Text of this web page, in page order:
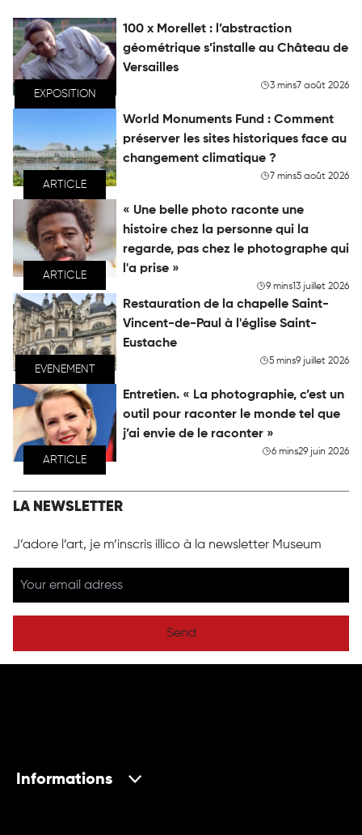
EXPOSITION
100 x Morellet : l’abstraction
géométrique s’installe au Château de
Versailles
3 mins7 août 2026
ARTICLE
World Monuments Fund : Comment
préserver les sites historiques face au
changement climatique ?
7 mins5 août 2026
ARTICLE
« Une belle photo raconte une
histoire chez la personne qui la
regarde, pas chez le photographe qui
l'a prise »
9 mins13 juillet 2026
EVENEMENT
Restauration de la chapelle Saint-
Vincent-de-Paul à l'église Saint-
Eustache
5 mins9 juillet 2026
ARTICLE
Entretien. « La photographie, c’est un
outil pour raconter le monde tel que
j’ai envie de le raconter »
6 mins29 juin 2026
LA NEWSLETTER
J’adore l’art, je m’inscris illico à la newsletter Museum
Send
Informations